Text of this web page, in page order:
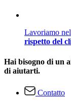
Lavoriamo nel
rispetto del
Hai bisogno di un
di aiutarti.
Contatto